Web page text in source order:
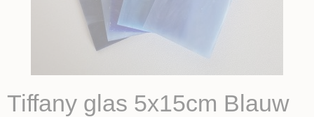
Tiffany glas 5x15cm Blauw